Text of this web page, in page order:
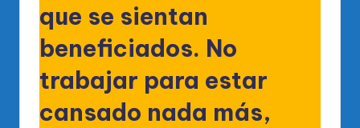
que se sientan
beneficiados. No
trabajar para estar
cansado nada más,